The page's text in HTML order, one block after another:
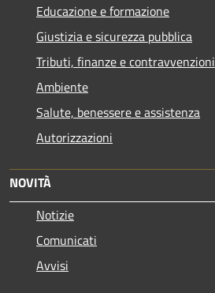
Educazione e formazione
Giustizia e sicurezza pubblica
Tributi, finanze e contravvenzioni
Ambiente
Salute, benessere e assistenza
Autorizzazioni
NOVITÀ
Notizie
Comunicati
Avvisi